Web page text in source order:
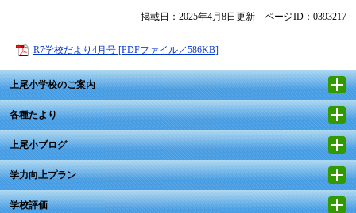
掲載日：2025年4月8日更新 ページID：0393217
R7学校だより4月号 [PDFファイル／586KB]
上尾小学校のご案内
各種たより
上尾小ブログ
学力向上プラン
学校評価